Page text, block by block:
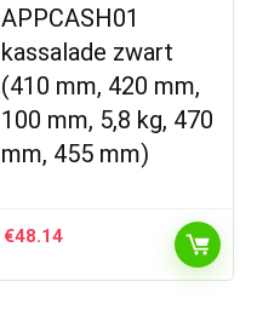
APPCASH01
kassalade zwart
(410 mm, 420 mm,
100 mm, 5,8 kg, 470
mm, 455 mm)
€48.14